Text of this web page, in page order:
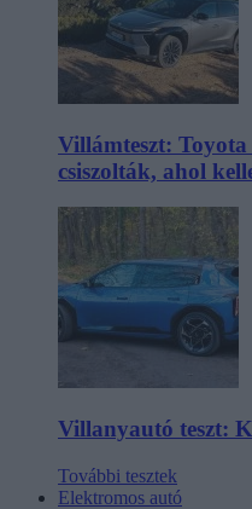
Villámteszt:
csiszolták, ahol
Villanyautó teszt:
További tesztek
Elektromos autó